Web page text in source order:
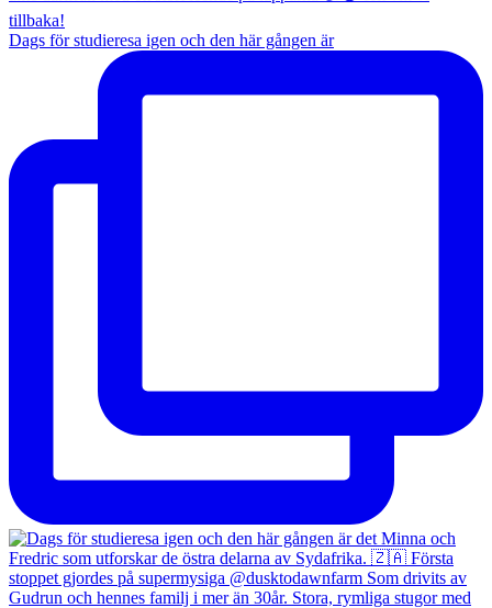
Dags för studieresa igen och den här gången är